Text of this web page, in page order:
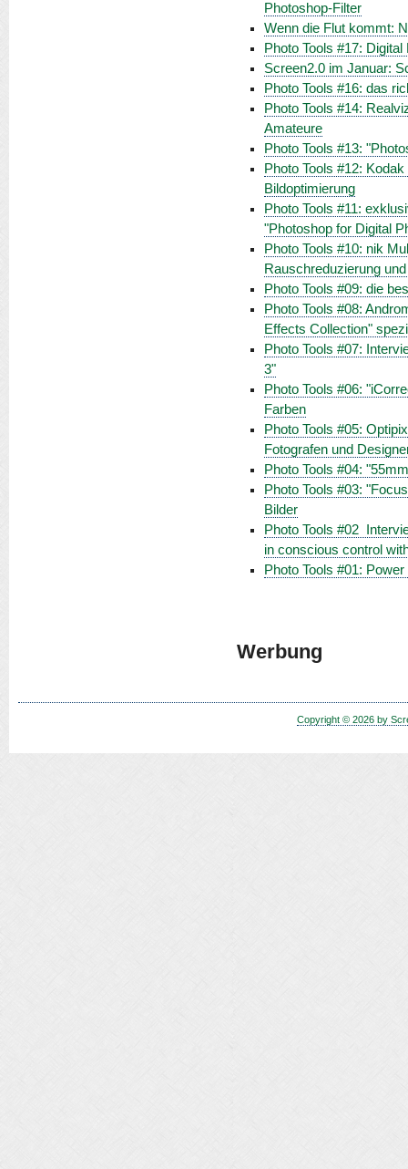
Photoshop-Filter
Wenn die Flut kommt:
Photo Tools #17:
Screen2.0 im Januar:
Photo Tools #16: das
Photo Tools #14:
Amateure
Photo Tools #13:
Photo Tools #12:
Bildoptimierung
Photo Tools #11:
"Photoshop for Digital
Photo Tools #10: nik
Rauschreduzierung
Photo Tools #09: die
Photo Tools #08:
Effects Collection"
Photo Tools #07:
3"
Photo Tools #06:
Farben
Photo Tools #05:
Fotografen und
Photo Tools #04:
Photo Tools #03:
Bilder
Photo Tools #02 
in conscious control
Photo Tools #01:
Werbung
Copyright © 2026 by